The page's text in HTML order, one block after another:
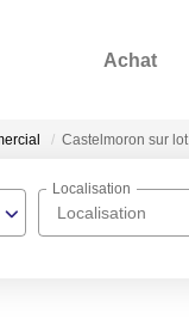
Achat
Castelmoron sur lot
Localisation
Localisation